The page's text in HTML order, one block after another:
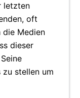
letzten
oft
die Medien
dieser
zu stellen um